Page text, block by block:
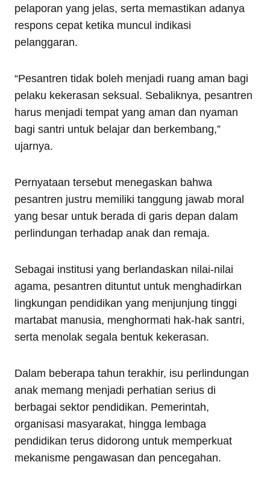
pelaporan yang jelas, serta memastikan adanya
respons cepat ketika muncul indikasi
pelanggaran.
“Pesantren tidak boleh menjadi ruang aman bagi
pelaku kekerasan seksual. Sebaliknya, pesantren
harus menjadi tempat yang aman dan nyaman
bagi santri untuk belajar dan berkembang,”
ujarnya.
Pernyataan tersebut menegaskan bahwa
pesantren justru memiliki tanggung jawab moral
yang besar untuk berada di garis depan dalam
perlindungan terhadap anak dan remaja.
Sebagai institusi yang berlandaskan nilai-nilai
agama, pesantren dituntut untuk menghadirkan
lingkungan pendidikan yang menjunjung tinggi
martabat manusia, menghormati hak-hak santri,
serta menolak segala bentuk kekerasan.
Dalam beberapa tahun terakhir, isu perlindungan
anak memang menjadi perhatian serius di
berbagai sektor pendidikan. Pemerintah,
organisasi masyarakat, hingga lembaga
pendidikan terus didorong untuk memperkuat
mekanisme pengawasan dan pencegahan.